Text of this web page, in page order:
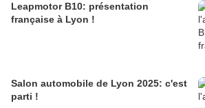
Leapmotor B10: présentation
française à Lyon !
Salon automobile de Lyon 2025: c'est
parti !